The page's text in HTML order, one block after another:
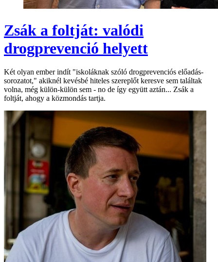
Zsák a foltját: valódi
drogprevenció helyett
Két olyan ember indít "iskoláknak szóló drogprevenciós előadás-
sorozatot," akiknél kevésbé hiteles szereplőt keresve sem találtak
volna, még külön-külön sem - no de így együtt aztán... Zsák a
foltját, ahogy a közmondás tartja.